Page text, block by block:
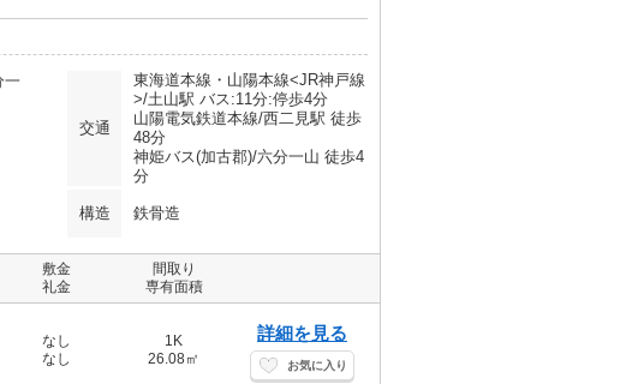
一
交通
東海道本線・山陽本線<JR神戸線
>/土山駅 バス:11分:停歩4分
山陽電気鉄道本線/西二見駅 徒歩
48分
神姫バス(加古郡)/六分一山 徒歩4
分
構造 鉄骨造
敷金
礼金
間取り
専有面積
なし
なし
1K
26.08㎡
詳細を見る
お気に入り